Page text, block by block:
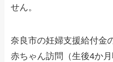
せん。
奈良市の妊婦支援給付金
赤ちゃん訪問（生後4か